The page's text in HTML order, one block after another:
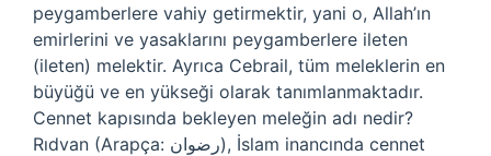
peygamberlere vahiy getirmektir, yani o, Allah’ın
emirlerini ve yasaklarını peygamberlere ileten
(ileten) melektir. Ayrıca Cebrail, tüm meleklerin en
büyüğü ve en yükseği olarak tanımlanmaktadır.
Cennet kapısında bekleyen meleğin adı nedir?
Rıdvan (Arapça: رضوان), İslam inancında cennet